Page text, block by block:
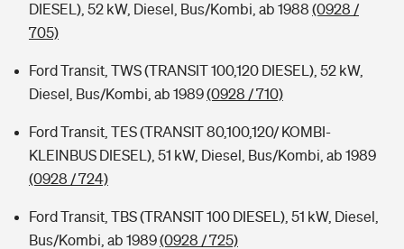
DIESEL), 52 kW, Diesel, Bus/Kombi, ab 1988 (0928 /
705)
Ford Transit, TWS (TRANSIT 100,120 DIESEL), 52 kW,
Diesel, Bus/Kombi, ab 1989(0928 / 710)
Ford Transit, TES (TRANSIT 80,100,120/ KOMBI-
KLEINBUS DIESEL), 51 kW, Diesel, Bus/Kombi, ab 1989
(0928 / 724)
Ford Transit, TBS (TRANSIT 100 DIESEL), 51 kW, Diesel,
Bus/Kombi, ab 1989(0928 / 725)